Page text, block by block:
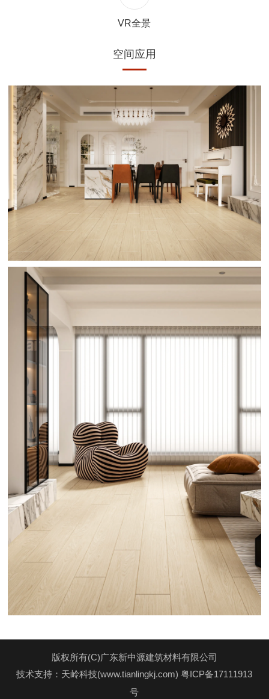
VR全景
空间应用
版权所有(C)广东新中源建筑材料有限公司
技术支持：天岭科技(www.tianlingkj.com)粤ICP备17111913
号